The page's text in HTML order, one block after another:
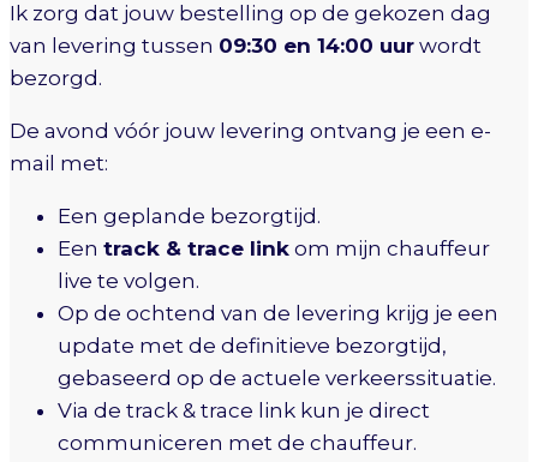
Ik zorg dat jouw bestelling op de gekozen dag
van levering tussen 09:30 en 14:00 uur wordt
bezorgd.
De avond vóór jouw levering ontvang je een e-
mail met:
Een geplande bezorgtijd.
Een track & trace link om mijn chauffeur
live te volgen.
Op de ochtend van de levering krijg je een
update met de definitieve bezorgtijd,
gebaseerd op de actuele verkeerssituatie.
Via de track & trace link kun je direct
communiceren met de chauffeur.